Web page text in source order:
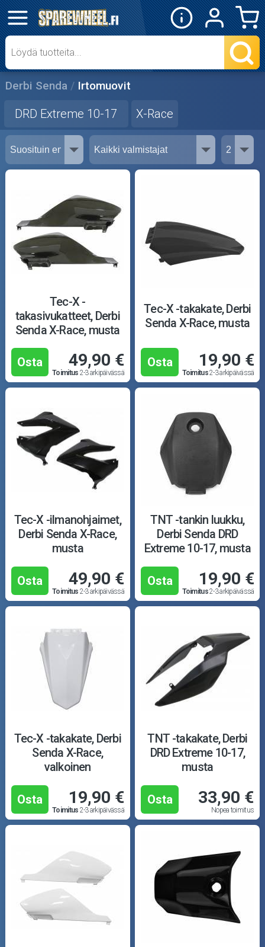
✕
Mopon osat
Irtomuovit
DRD Extreme 10-17
X-Race
Muovisarjat
Skootterin osat
Crossipyörän osat
Moottoripyörän osat
Moottorikelkan osat
Mopoauton osat
Mönkijän osat
Puutarha ja metsä
Ajovarusteet
Nastarenkaat
Renkaat ja vanteet
Öljyt ja kemikaalit
Työkalut
Outlet-tuotteet
Derbi Senda Irtomuovit
DRD Extreme 10-17 X-Race
Tec-X -
takasivukatteet, Derbi
Senda X-Race, musta
Osta 49,90 €
Toimitus 2-3 arkipäivässä
Tec-X -takakate, Derbi
Senda X-Race, musta
Osta 19,90 €
Toimitus2-3 arkipäivässä
Tec-X -ilmanohjaimet,
Derbi Senda X-Race,
musta
Osta 49,90 €
Toimitus 2-3 arkipäivässä
TNT -tankin luukku,
Derbi Senda DRD
Extreme 10-17, musta
Osta 19,90 €
Toimitus2-3 arkipäivässä
Tec-X -takakate, Derbi
Senda X-Race,
valkoinen
Osta 19,90 €
Toimitus 2-3 arkipäivässä
TNT -takakate, Derbi
DRD Extreme 10-17,
musta
Osta 33,90 €
Nopea toimitus